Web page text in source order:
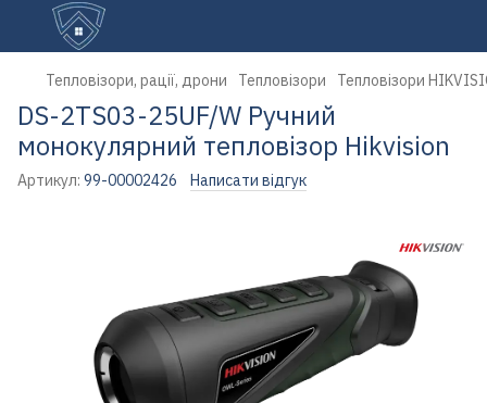
Тепловізори, рації, дрони Тепловізори Тепловізори
DS-2TS03-25UF/W Ручний
монокулярний тепловізор Hikvision
Артикул: 99-00002426 Написати відгук